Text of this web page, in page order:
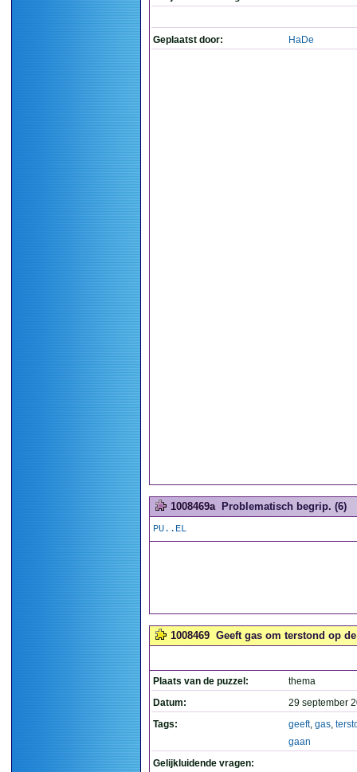
Geplaatst door: HaDe
1008469a Problematisch begrip. (6)
PU..EL
1008469 Geeft gas om terstond op
Plaats van de puzzel:
thema
Datum:
29 september
Tags:
geeft, gas,
gaan
Gelijkluidende vragen: